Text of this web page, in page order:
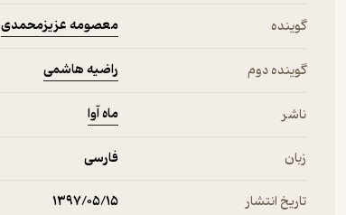
گوینده معصومه عزیزمحمدی
گوینده دوم راضیه هاشمی
ناشر ماه آوا
زبان فارسی
تاریخ انتشار ۱۳۹۷/۰۵/۱۵